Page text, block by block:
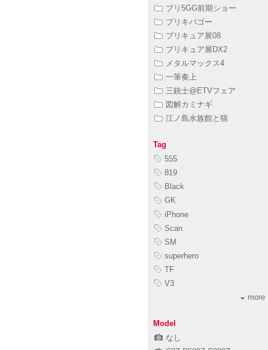
プリ5GG前期ショー
プリキバゴー
プリキュア展08
プリキュア展DX2
メタルマックス4
一筆奏上
三銃士@ETVフェア
図解カミナギ
江ノ島水族館と猫
Tag
555
819
Black
GK
iPhone
Scan
SM
superhero
TF
V3
more
Model
なし